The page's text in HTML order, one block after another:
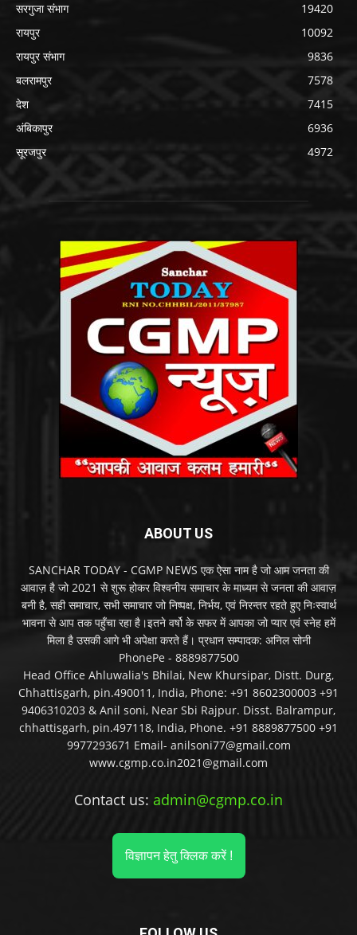
सरगुजा संभाग
19420
रायपुर
10092
रायपुर संभाग
9836
बलरामपुर
7578
देश
7415
अंबिकापुर
6936
सूरजपुर
4972
ABOUT US
SANCHAR TODAY - CGMP NEWS एक ऐसा नाम है जो आम जनता की
आवाज़ है जो 2021 से शुरू होकर विश्वनीय समाचार के माध्यम से जनता की आवाज़
बनी है, सही समाचार, सभी समाचार जो निष्पक्ष, निर्भय, एवं निरन्तर रहते हुए निःस्वार्थ
भावना से आप तक पहुँचा रहा है।इतने वर्षो के सफर में आपका जो प्यार एवं स्नेह हमें
मिला है उसकी आगे भी अपेक्षा करते हैं। प्रधान सम्पादक: अनिल सोनी
PhonePe - 8889877500
Head Office Ahluwalia's Bhilai, New Khursipar, Distt. Durg,
Chhattisgarh, pin.490011, India, Phone: +91 8602300003 +91
9406310203 & Anil soni, Near Sbi Rajpur. Disst. Balrampur,
chhattisgarh, pin.497118, India, Phone. +91 8889877500 +91
9977293671 Email- anilsoni77@gmail.com
www.cgmp.co.in2021@gmail.com
Contact us: admin@cgmp.co.in
विज्ञापन हेतु क्लिक करें !